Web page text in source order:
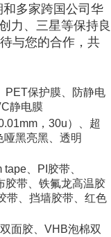
多家跨国公司华
力、三星等保持良
与您的合作，共
PET保护膜、防静电
静电膜
，30u）、超
黑亮黑、透明
、PI胶带、
胶带、铁氟龙高温胶
带、挡墙胶带、红色
面胶、VHB泡棉双